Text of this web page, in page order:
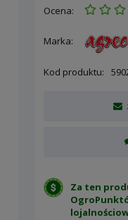
Ocena:
Marka:
Kod produktu:
Za ten